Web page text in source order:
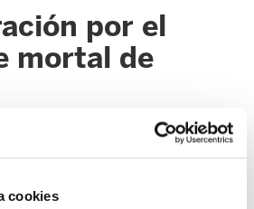
cookies
por el
mortal de